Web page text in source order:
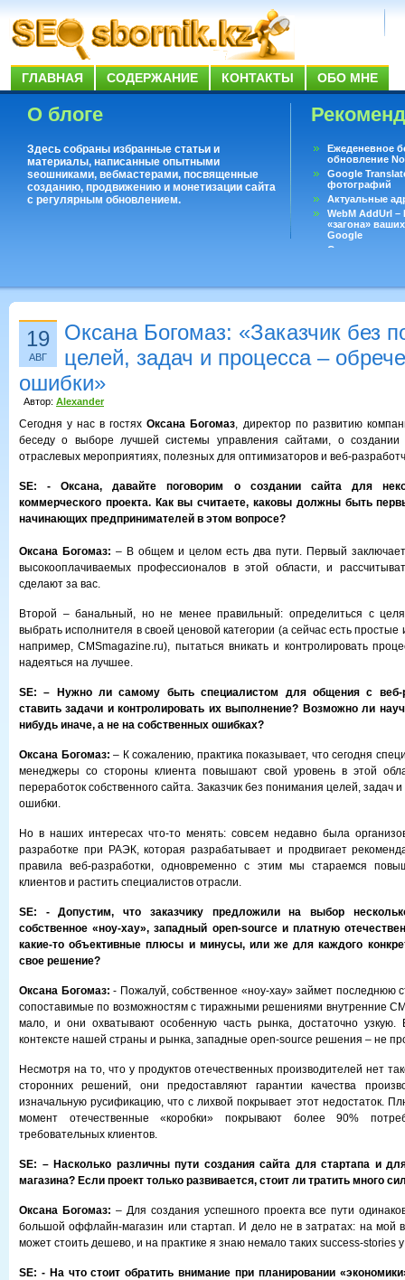
ГЛАВНАЯ СОДЕРЖАНИЕ КОНТАКТЫ ОБО МНЕ
О блоге
Здесь собраны избранные статьи и
материалы, написанные опытными
seoшниками, вебмастерами, посвященные
созданию, продвижению и монетизации сайта
с регулярным обновлением.
Ежеденевное
обновление
Google
фотографий
Актуальные
WebM AddUrl
«загона»
Google
Существует
19
АВГ
Оксана Богомаз: «Заказчик без
целей, задач и процесса –
ошибки»
Автор: Alexander
Сегодня у нас в гостяхОксана Богомаз, директор по развитию
беседу о выборе лучшей системы управления сайтами, о
отраслевых мероприятиях, полезных для оптимизаторов и веб-
SE:
- Оксана, давайте поговорим о создании сайта для
коммерческого проекта. Как вы считаете, каковы должны быть
начинающих предпринимателей в этом вопросе?
Оксана Богомаз: – В общем и целом есть два пути. Первый
высокооплачиваемых профессионалов в этой области, и
сделают за вас.
Второй – банальный, но не менее правильный: определиться с
выбрать исполнителя в своей ценовой категории (а сейчас есть простые
например, CMSmagazine.ru), пытаться вникать и контролировать
надеяться на лучшее.
SE: – Нужно ли самому быть специалистом для общения с веб-
ставить задачи и контролировать их выполнение? Возможно ли
нибудь иначе, а не на собственных ошибках?
Оксана Богомаз: – К сожалению, практика показывает, что сегодня
менеджеры со стороны клиента повышают свой уровень в этой
переработок собственного сайта. Заказчик без понимания целей, задач
ошибки.
Но в наших интересах что-то менять: совсем недавно была
разработке при РАЭК, которая разрабатывает и продвигает
правила веб-разработки, одновременно с этим мы стараемся
клиентов и растить специалистов отрасли.
SE:
- Допустим, что заказчику предложили на выбор
собственное «ноу-хау», западный open-source и платную
какие-то объективные плюсы и минусы, или же для каждого
свое решение?
Оксана Богомаз:- Пожалуй, собственное «ноу-хау» займет последнюю
сопоставимые по возможностям с тиражными решениями внутренние
мало, и они охватывают особенную часть рынка, достаточно узкую.
контексте нашей страны и рынка, западные open-source решения – не
Несмотря на то, что у продуктов отечественных производителей нет
сторонних решений, они предоставляют гарантии качества
изначальную русификацию, что с лихвой покрывает этот недостаток.
момент отечественные «коробки» покрывают более 90%
требовательных клиентов.
SE: – Насколько различны пути создания сайта для стартапа и
магазина? Если проект только развивается, стоит ли тратить много
Оксана Богомаз: – Для создания успешного проекта все пути
большой оффлайн-магазин или стартап. И дело не в затратах: на мой
может стоить дешево, и на практике я знаю немало таких success-stories
SE: - На что стоит обратить внимание при планировании